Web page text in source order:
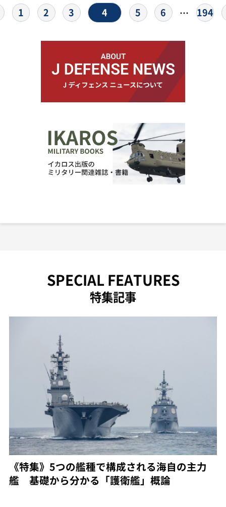
1 2 3 4 5 6 … 194
SPECIAL FEATURES
特集記事
《特集》5つの艦種で構成される海自の主力
艦 基礎から分かる「護衛艦」概論